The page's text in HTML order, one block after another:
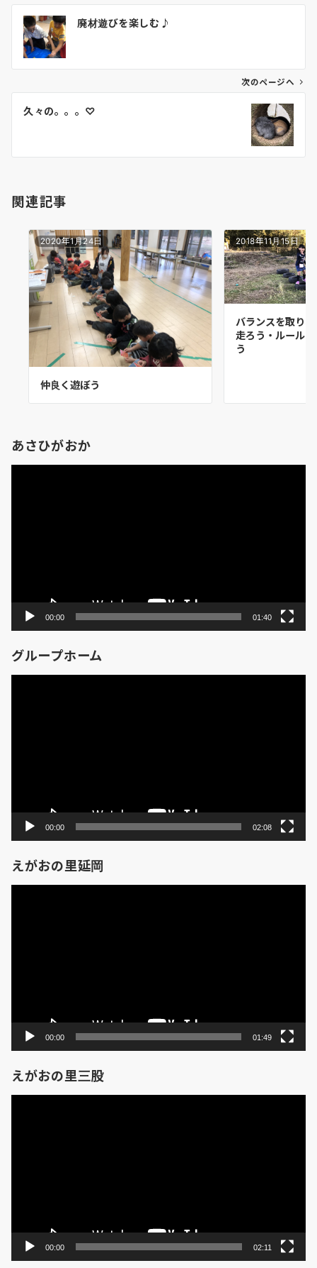
ン
廃材遊びを楽しむ♪
次のページへ
久々の。。。♡
関連記事
2020年1月24日
仲良く遊ぼう
2018年11月15日
バランスを取り
走ろう・ルール
う
あさひがおか
00:00 01:40
グループホーム
00:00 02:08
えがおの里延岡
00:00 01:49
えがおの里三股
00:00 02:11